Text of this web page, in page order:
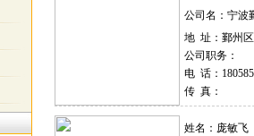
公司名：宁波
地 址：鄞州
公司职务：
电 话：
传 真：
姓名：庞敏